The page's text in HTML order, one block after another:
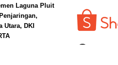
Laguna Pluit
Utara, DKI